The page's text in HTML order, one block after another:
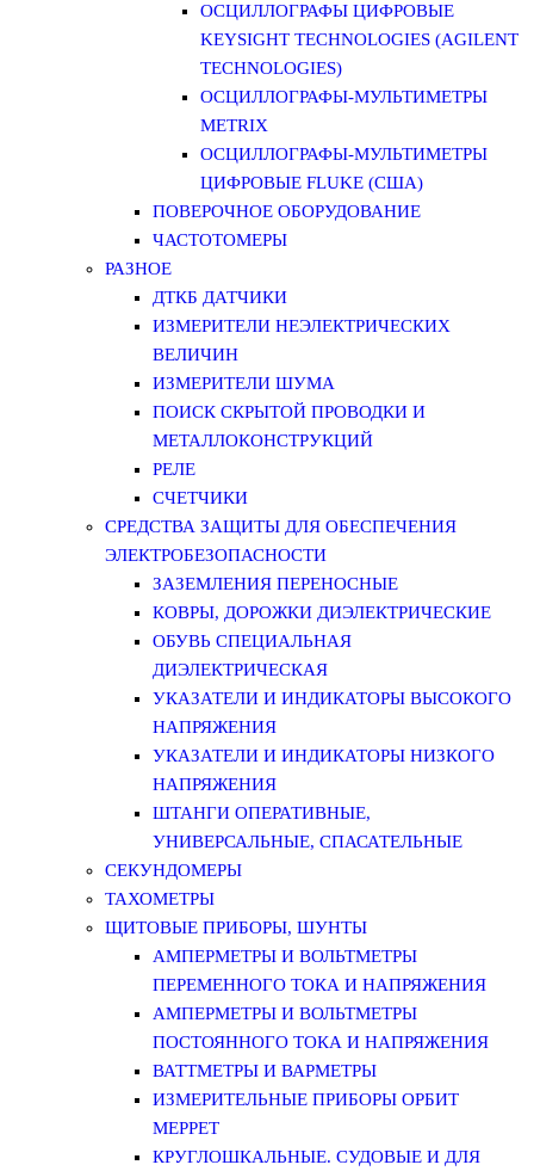
ОСЦИЛЛОГРАФЫ ЦИФРОВЫЕ
KEYSIGHT TECHNOLOGIES (AGILENT
TECHNOLOGIES)
ОСЦИЛЛОГРАФЫ-МУЛЬТИМЕТРЫ
METRIX
ОСЦИЛЛОГРАФЫ-МУЛЬТИМЕТРЫ
ЦИФРОВЫЕ FLUKE (США)
ПОВЕРОЧНОЕ ОБОРУДОВАНИЕ
ЧАСТОТОМЕРЫ
РАЗНОЕ
ДТКБ ДАТЧИКИ
ИЗМЕРИТЕЛИ НЕЭЛЕКТРИЧЕСКИХ
ВЕЛИЧИН
ИЗМЕРИТЕЛИ ШУМА
ПОИСК СКРЫТОЙ ПРОВОДКИ И
МЕТАЛЛОКОНСТРУКЦИЙ
РЕЛЕ
СЧЕТЧИКИ
СРЕДСТВА ЗАЩИТЫ ДЛЯ ОБЕСПЕЧЕНИЯ
ЭЛЕКТРОБЕЗОПАСНОСТИ
ЗАЗЕМЛЕНИЯ ПЕРЕНОСНЫЕ
КОВРЫ, ДОРОЖКИ ДИЭЛЕКТРИЧЕСКИЕ
ОБУВЬ СПЕЦИАЛЬНАЯ
ДИЭЛЕКТРИЧЕСКАЯ
УКАЗАТЕЛИ И ИНДИКАТОРЫ ВЫСОКОГО
НАПРЯЖЕНИЯ
УКАЗАТЕЛИ И ИНДИКАТОРЫ НИЗКОГО
НАПРЯЖЕНИЯ
ШТАНГИ ОПЕРАТИВНЫЕ,
УНИВЕРСАЛЬНЫЕ, СПАСАТЕЛЬНЫЕ
СЕКУНДОМЕРЫ
ТАХОМЕТРЫ
ЩИТОВЫЕ ПРИБОРЫ, ШУНТЫ
АМПЕРМЕТРЫ И ВОЛЬТМЕТРЫ
ПЕРЕМЕННОГО ТОКА И НАПРЯЖЕНИЯ
АМПЕРМЕТРЫ И ВОЛЬТМЕТРЫ
ПОСТОЯННОГО ТОКА И НАПРЯЖЕНИЯ
ВАТТМЕТРЫ И ВАРМЕТРЫ
ИЗМЕРИТЕЛЬНЫЕ ПРИБОРЫ ОРБИТ
МЕРРЕТ
КРУГЛОШКАЛЬНЫЕ. СУДОВЫЕ И ДЛЯ